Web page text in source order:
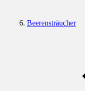
Beerensträucher